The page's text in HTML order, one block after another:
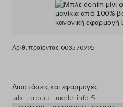
Αριθ. προϊόντος 003570995
Διαστάσεις και εφαρμογές
label.product.model.info.5